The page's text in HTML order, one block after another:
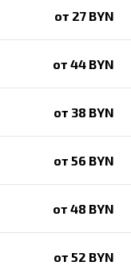
от 27 BYN
от 44 BYN
от 38 BYN
от 56 BYN
от 48 BYN
от 52 BYN